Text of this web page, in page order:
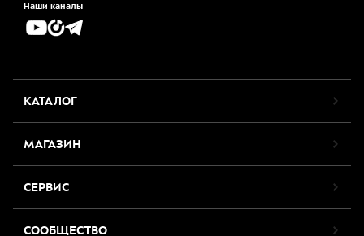
Наши каналы
КАТАЛОГ
МАГАЗИН
СЕРВИС
СООБЩЕСТВО